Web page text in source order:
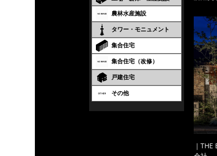
農林水産施設
タワー・モニュメント
集合住宅
集合住宅（改修）
戸建住宅
その他
｜